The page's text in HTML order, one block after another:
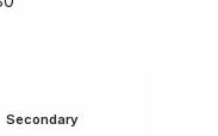
Secondary